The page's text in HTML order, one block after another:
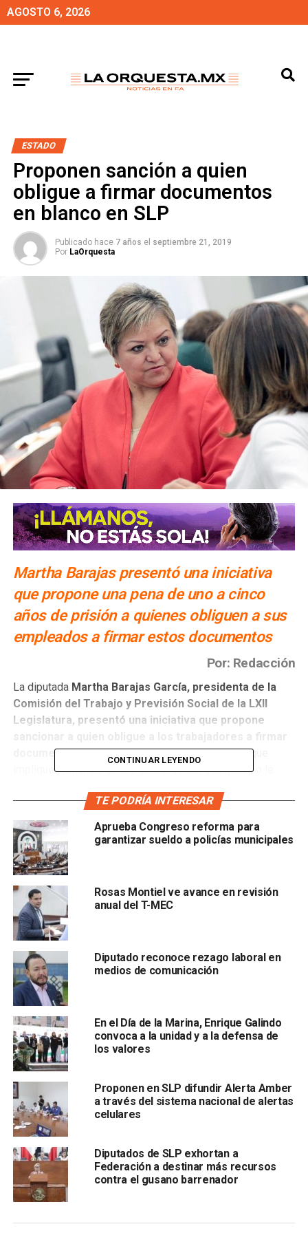
AGOSTO 6, 2026
ESTADO
Proponen sanción a quien
obligue a firmar documentos
en blanco en SLP
Publicado hace 7 años el septiembre 21, 2019
Por LaOrquesta
Martha Barajas presentó una iniciativa
que propone una pena de uno a cinco
años de prisión a quienes obliguen a sus
empleados a firmar estos documentos
Por: Redacción
La diputada Martha Barajas García, presidenta de la
Comisión del Trabajo y Previsión Social de la LXII
Legislatura, presentó una iniciativa que propone
documentos en blanco,o de cualquier otro tipo que
impliquen renuncia de los derechos del trabajador, o le
anularlos, ya sea que el trabajador labore en una empresa
o institución pública o privada.
Explicó que su iniciativa,
busca establecer que esta
práctica se configure como un delito que se
sancionará con una pena de uno a cinco años de
prisión y sanción pecuniaria de cien a quinientos días
del valor de la unidad de medida y actualización.
recurrente de los patrones al momento de contratar
trabajadores, que se les obligue a firmar su renuncia, sin
fecha o algún documento en blanco, que posteriormente
renuncia de sus derechos como trabajadores. “Esta
práctica vejatoria que utilizan los patrones es con el objeto
de condicionar al trabajador el acceso a un empleo,
elementales”.
CONTINUAR LEYENDO
TE PODRÍA INTERESAR
Aprueba Congreso reforma para
garantizar sueldo a policías municipales
Rosas Montiel ve avance en revisión
anual del T-MEC
Diputado reconoce rezago laboral en
medios de comunicación
En el Día de la Marina, Enrique Galindo
convoca a la unidad y a la defensa de
los valores
Proponen en SLP difundir Alerta Amber
a través del sistema nacional de alertas
celulares
Diputados de SLP exhortan a
Federación a destinar más recursos
contra el gusano barrenador